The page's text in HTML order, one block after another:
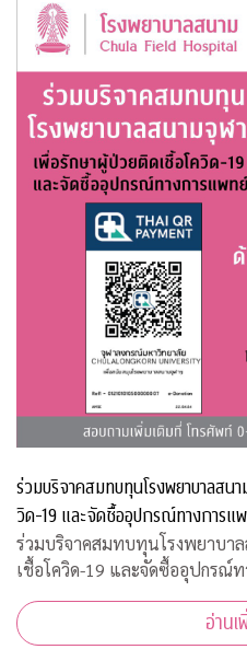
ร่วมบริจาคสมทบทุนโรงพยาบาลสนามจุฬาฯ เพื่อรักษาผู้ป่
วิด-19 และจัดซื้ออุปกรณ์ทางการแ
ร่วมบริจาคสมทบทุนโรงพยาบาลสนามจุฬาฯ
เชื้อโควิด-19 และจัดซื้ออุปกรณ์
อ่านเ